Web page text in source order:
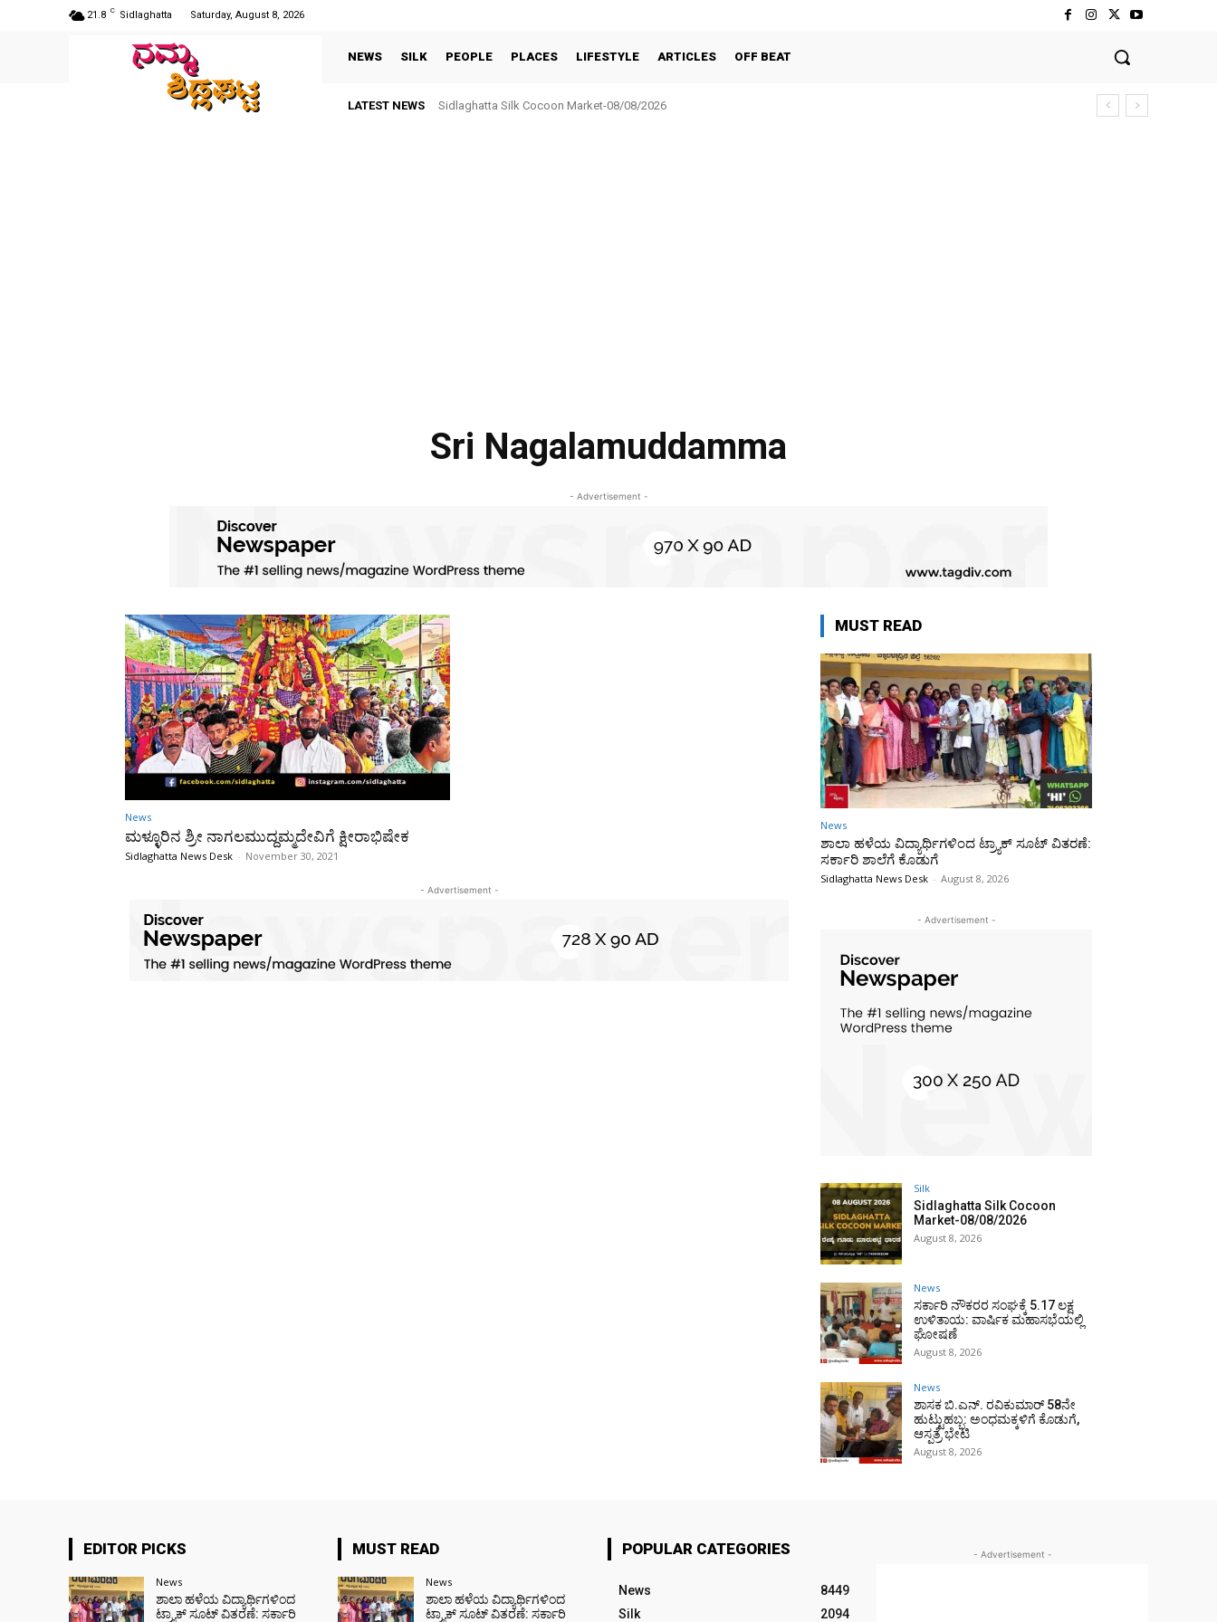
21.8 C Sidlaghatta Saturday, August 8, 2026
NEWS SILK PEOPLE PLACES LIFESTYLE ARTICLES OFF BEAT
LATEST NEWS Sidlaghatta Silk Cocoon Market-08/08/2026
Sri Nagalamuddamma
- Advertisement -
News
ಮಳ್ಳೂರಿನ ಶ್ರೀ ನಾಗಲಮುದ್ದಮ್ಮದೇವಿಗೆ ಕ್ಷೀರಾಭಿಷೇಕ
Sidlaghatta News Desk - November 30, 2021
- Advertisement -
MUST READ
News
ಶಾಲಾ ಹಳೆಯ ವಿದ್ಯಾರ್ಥಿಗಳಿಂದ ಟ್ರ್ಯಾಕ್‌ ಸೂಟ್ ವಿತರಣೆ:
ಸರ್ಕಾರಿ ಶಾಲೆಗೆ ಕೊಡುಗೆ
Sidlaghatta News Desk - August 8, 2026
- Advertisement -
Silk
Sidlaghatta Silk Cocoon
Market-08/08/2026
August 8, 2026
News
ಸರ್ಕಾರಿ ನೌಕರರ ಸಂಘಕ್ಕೆ ₹5.17 ಲಕ್ಷ
ಉಳಿತಾಯ: ವಾರ್ಷಿಕ ಮಹಾಸಭೆಯಲ್ಲಿ
ಘೋಷಣೆ
August 8, 2026
News
ಶಾಸಕ ಬಿ.ಎನ್. ರವಿಕುಮಾರ್ 58ನೇ
ಹುಟ್ಟುಹಬ್ಬ: ಅಂಧಮಕ್ಕಳಿಗೆ ಕೊಡುಗೆ,
ಆಸ್ಪತ್ರೆ ಭೇಟಿ
August 8, 2026
EDITOR PICKS
News
ಶಾಲಾ ಹಳೆಯ ವಿದ್ಯಾರ್ಥಿಗಳಿಂದ
ಟ್ರ್ಯಾಕ್‌ ಸೂಟ್ ವಿತರಣೆ: ಸರ್ಕಾರಿ
MUST READ
News
ಶಾಲಾ ಹಳೆಯ ವಿದ್ಯಾರ್ಥಿಗಳಿಂದ
ಟ್ರ್ಯಾಕ್‌ ಸೂಟ್ ವಿತರಣೆ: ಸರ್ಕಾರಿ
POPULAR CATEGORIES
News
8449
Silk
2094
- Advertisement -